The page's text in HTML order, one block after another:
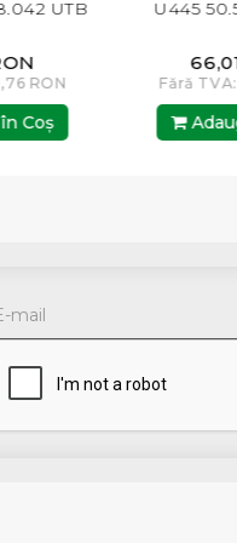
U445 50.58.106
66,01 RON
Fără TVA: 54,55 RON
Adaugă în Coş